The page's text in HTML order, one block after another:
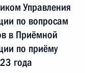
Управления
по вопросам
в Приёмной
по приёму
года